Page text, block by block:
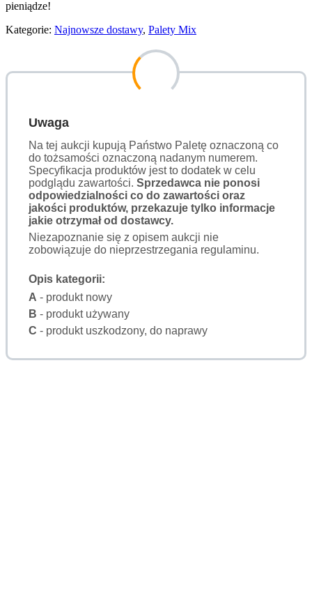
pieniądze!
Kategorie: Najnowsze dostawy, Palety Mix
Uwaga
Na tej aukcji kupują Państwo Paletę oznaczoną co
do tożsamości oznaczoną nadanym numerem.
Specyfikacja produktów jest to dodatek w celu
podglądu zawartości. Sprzedawca nie ponosi
odpowiedzialności co do zawartości oraz
jakości produktów, przekazuje tylko informacje
jakie otrzymał od dostawcy.
Niezapoznanie się z opisem aukcji nie
zobowiązuje do nieprzestrzegania regulaminu.
Opis kategorii:
A - produkt nowy
B - produkt używany
C - produkt uszkodzony, do naprawy